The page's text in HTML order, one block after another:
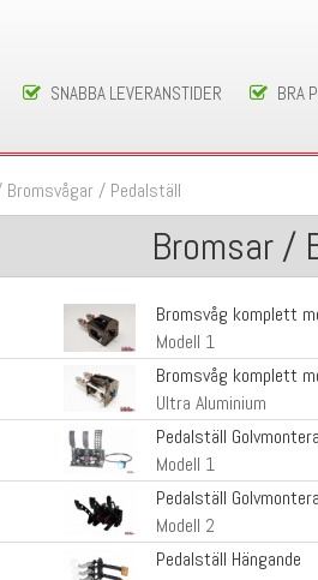
SNABBA LEVERANSTIDER BRA
Bromsvågar / Pedalställ
Bromsar /
Bromsvåg komplett
Modell 1
Bromsvåg komplett
Ultra Aluminium
Pedalställ
Modell 1
Pedalställ
Modell 2
Pedalställ Hängande